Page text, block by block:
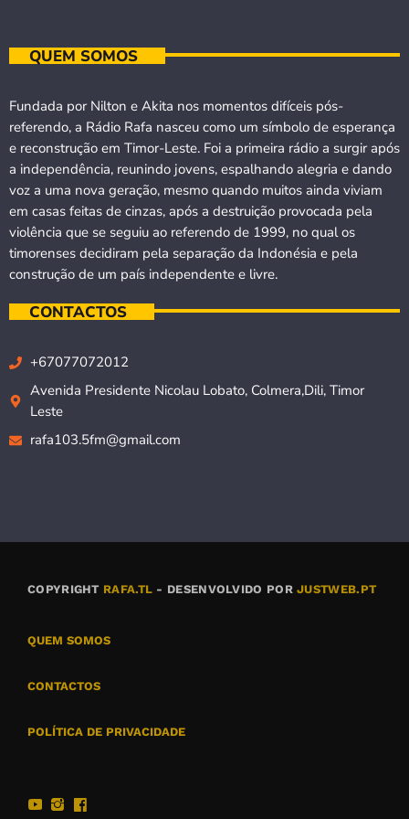
QUEM SOMOS
Fundada por Nilton e Akita nos momentos difíceis pós-
referendo, a Rádio Rafa nasceu como um símbolo de esperança
e reconstrução em Timor-Leste. Foi a primeira rádio a surgir após
a independência, reunindo jovens, espalhando alegria e dando
voz a uma nova geração, mesmo quando muitos ainda viviam
em casas feitas de cinzas, após a destruição provocada pela
violência que se seguiu ao referendo de 1999, no qual os
timorenses decidiram pela separação da Indonésia e pela
construção de um país independente e livre.
CONTACTOS
+67077072012
Avenida Presidente Nicolau Lobato, Colmera,Dili, Timor
Leste
rafa103.5fm@gmail.com
COPYRIGHT RAFA.TL - DESENVOLVIDO PORJUSTWEB.PT
QUEM SOMOS
CONTACTOS
POLÍTICA DE PRIVACIDADE